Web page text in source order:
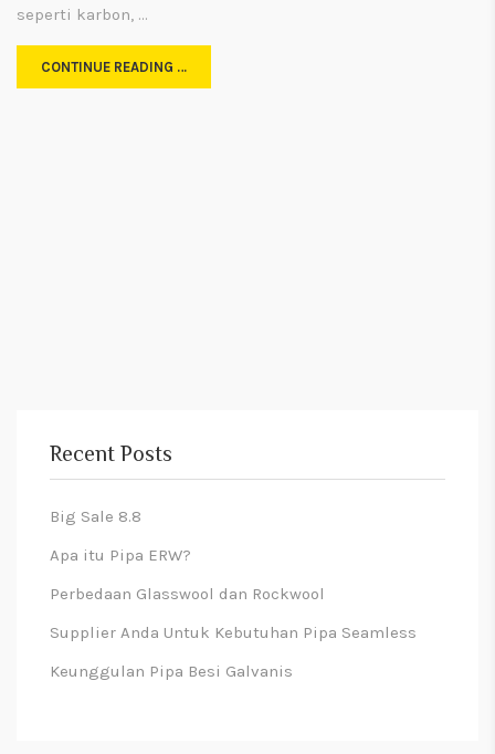
seperti karbon, …
CONTINUE READING …
Recent Posts
Big Sale 8.8
Apa itu Pipa ERW?
Perbedaan Glasswool dan Rockwool
Supplier Anda Untuk Kebutuhan Pipa Seamless
Keunggulan Pipa Besi Galvanis